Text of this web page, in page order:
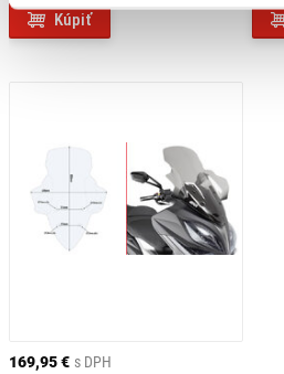
Kúpiť
169,95 € s DPH